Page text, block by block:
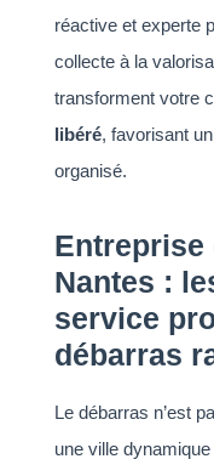
réactive et experte
collecte à la
transforment votre
libéré, favorisant
organisé.
Entreprise
Nantes :
service
débarras
Le débarras n’est
une ville